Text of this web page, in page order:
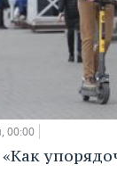
00:00